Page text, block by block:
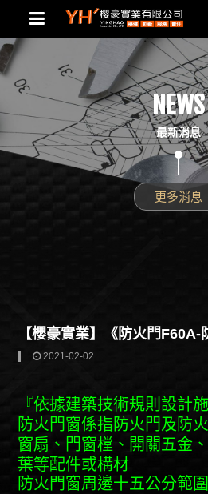
NEWS
最新消息
更多消息
【櫻豪實業】《防火門F60A-
2021-02-02
『依據建築技術規則設計
防火門窗係指防火門及防
窗扇、門窗樘、開關五金
葉等配件或構材
防火門窗周邊十五公分範